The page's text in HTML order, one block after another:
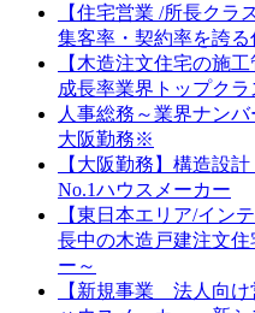
【住宅営業 /所長クラ
集客率・契約率を誇る
【木造注文住宅の施
成長率業界トップク
人事総務～業界ナン
大阪勤務※
【大阪勤務】構造設
No.1ハウスメーカー
【東日本エリア/イン
長中の木造戸建注文
ー～
【新規事業 法人向